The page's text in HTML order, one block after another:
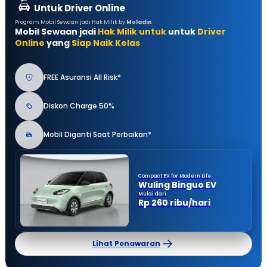
Untuk Driver Online
Program Mobil Sewaan jadi Hak Milik by Moladin
Mobil Sewaan jadi Hak Milik untuk untuk Driver
Online yang Siap Naik Kelas
FREE Asuransi All Risk*
Diskon Charge 50%
Mobil Diganti Saat Perbaikan*
Compact EV for Modern Life
Wuling Binguo EV
Mulai dari
Rp 260 ribu/hari
Lihat Penawaran